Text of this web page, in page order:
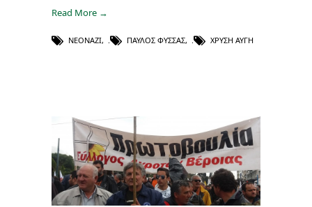
Read More →
ΝΕΟΝΑΖΊ, ΠΑΎΛΟΣ ΦΎΣΣΑΣ, ΧΡΥΣΉ ΑΥΓΉ